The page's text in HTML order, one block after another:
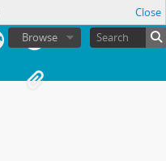
Browse
Close